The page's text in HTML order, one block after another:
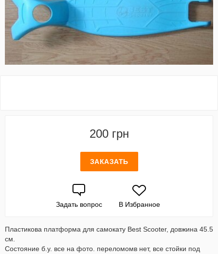
200 грн
ЗАКАЗАТЬ
Задать вопрос В Избранное
Пластикова платформа для самокату Best Scooter, довжина 45.5
см.
Состояние б.у. все на фото. переломомв нет, все стойки под